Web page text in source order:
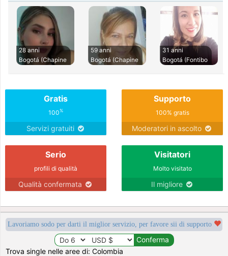
28 anni
Bogotá (Chapine
59 anni
Bogotá (Chapine
31 anni
Bogotá (Fontibo
Gratis
100%
Servizi gratuiti
Supporto
100% gratis
Moderatori in ascolto
Serio
profili di qualità
Qualità confermata
Visitatori
Molto visitato
Il migliore
Lavoriamo sodo per darti il miglior servizio, per favore sii di supporto
Trova single nelle aree di: Colombia